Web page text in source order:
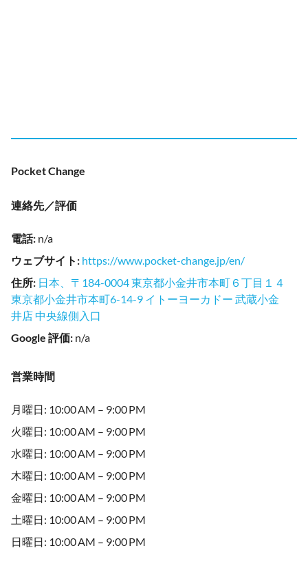
Pocket Change
連絡先／評価
電話: n/a
ウェブサイト : https://www.pocket-change.jp/en/
住所: 日本、〒184-0004 東京都小金井市本町６丁目１４
東京都小金井市本町6-14-9 イトーヨーカドー 武蔵小金
井店 中央線側入口
Google 評価: n/a
営業時間
月曜日: 10:00 AM – 9:00 PM
火曜日: 10:00 AM – 9:00 PM
水曜日: 10:00 AM – 9:00 PM
木曜日: 10:00 AM – 9:00 PM
金曜日: 10:00 AM – 9:00 PM
土曜日: 10:00 AM – 9:00 PM
日曜日: 10:00 AM – 9:00 PM